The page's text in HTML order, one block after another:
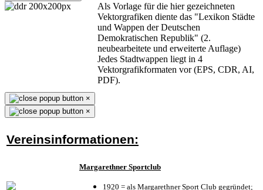
Als Vorlage für die hier gezeichneten
Vektorgrafiken diente das "Lexikon Städte
und Wappen der Deutschen
Demokratischen Republik" (2.
neubearbeitete und erweiterte Auflage)
Jedes Stadtwappen liegt in 4
Vektorgrafikformaten vor (EPS, CDR, AI,
PDF).
×
×
Vereinsinformationen:
Margarethner Sportclub
1920 = als Margarethner Sport Club gegründet;